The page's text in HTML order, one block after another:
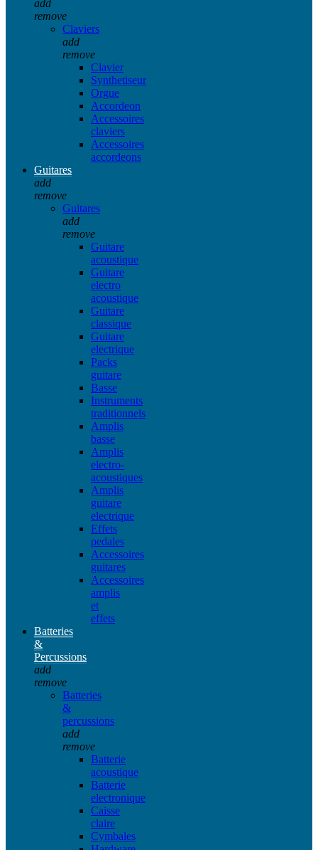
add
remove
Claviers
add
remove
Clavier
Synthetiseur
Orgue
Accordeon
Accessoires
claviers
Accessoires
accordeons
Guitares
add
remove
Guitares
add
remove
Guitare
acoustique
Guitare
electro
acoustique
Guitare
classique
Guitare
electrique
Packs
guitare
Basse
Instruments
traditionnels
Amplis
basse
Amplis
electro-
acoustiques
Amplis
guitare
electrique
Effets
pedales
Accessoires
guitares
Accessoires
amplis
et
effets
Batteries
&
Percussions
add
remove
Batteries
&
percussions
add
remove
Batterie
acoustique
Batterie
electronique
Caisse
claire
Cymbales